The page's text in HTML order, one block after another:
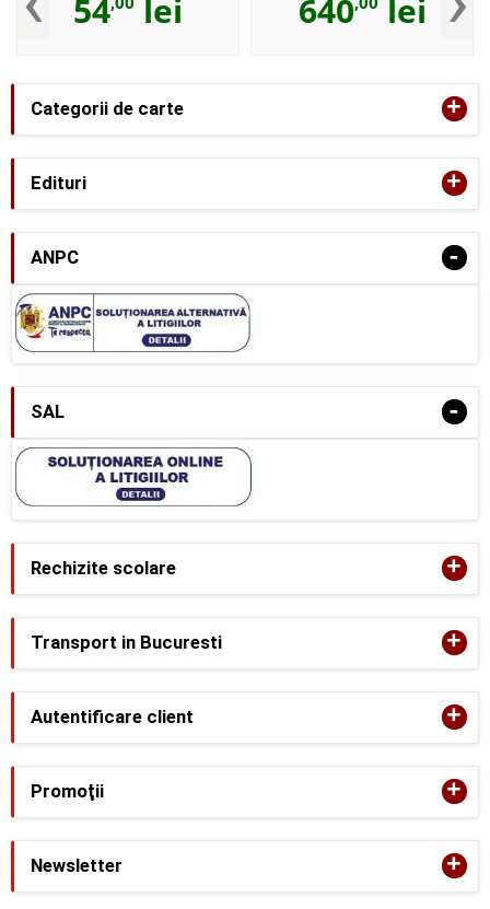
Categorii de carte +
Edituri +
ANPC -
SAL -
54 lei 640 lei
Rechizite scolare +
Transport in Bucuresti +
Autentificare client +
Promoţii +
Newsletter +